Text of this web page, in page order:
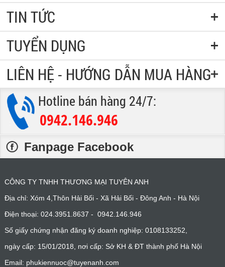
TIN TỨC
TUYỂN DỤNG
LIÊN HỆ - HƯỚNG DẪN MUA HÀNG
Hotline bán hàng 24/7:
0942.146.946
Fanpage Facebook
CÔNG TY TNHH THƯƠNG MẠI TUYÊN ANH
Địa chỉ: Xóm 4,Thôn Hải Bối - Xã Hải Bối - Đông Anh - Hà Nội
Điện thoại: 024.3951.8637 - 0942.146.946
Số giấy chứng nhận đăng ký doanh nghiệp: 0108133252,
ngày cấp: 15/01/2018, nơi cấp: Sở KH & ĐT thành phố Hà Nội
Email: phukiennuoc@tuyenanh.com